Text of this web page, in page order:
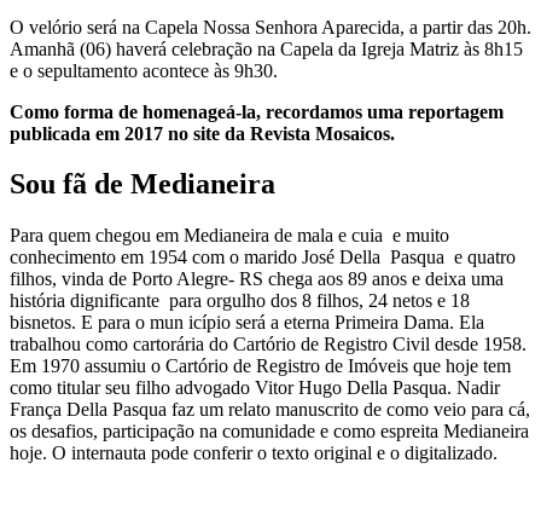
O velório será na Capela Nossa Senhora Aparecida, a partir das 20h.
Amanhã (06) haverá celebração na Capela da Igreja Matriz às 8h15
e o sepultamento acontece às 9h30.
Como forma de homenageá-la, recordamos uma reportagem
publicada em 2017 no site da Revista Mosaicos.
Sou fã de Medianeira
Para quem chegou em Medianeira de mala e cuia e muito
conhecimento em 1954 com o marido José Della Pasqua e quatro
filhos, vinda de Porto Alegre- RS chega aos 89 anos e deixa uma
história dignificante para orgulho dos 8 filhos, 24 netos e 18
bisnetos. E para o mun icípio será a eterna Primeira Dama. Ela
trabalhou como cartorária do Cartório de Registro Civil desde 1958.
Em 1970 assumiu o Cartório de Registro de Imóveis que hoje tem
como titular seu filho advogado Vitor Hugo Della Pasqua. Nadir
França Della Pasqua faz um relato manuscrito de como veio para cá,
os desafios, participação na comunidade e como espreita Medianeira
hoje. O internauta pode conferir o texto original e o digitalizado.